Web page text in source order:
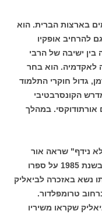
בארצות הברית. הוא
להרחיב אופקיו
בין ישיבה של הרבי
לאקדמיה. הוא בחר
גדול חוקרי התלמוד
הקונסרבטיבי
אורתודוקסי. במהלך
נידף" שראה אור
בעברית ב-1966. הוא זכה בפרס ביאליק בשנת 1985 על ספרו
נשא באזכרה לביאליק
טרומפלדור.
שקראו משיריו